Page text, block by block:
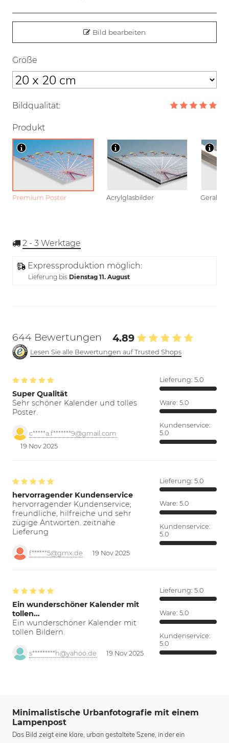
Bild bearbeiten
Größe
Bildqualität:
Produkt
Premium Poster Acrylglasbilder
2 - 3 Werktage
Expressproduktion möglich:
Lieferung bis Dienstag 11. August
644 Bewertungen 4.89
Lesen Sie alle Bewertungen auf Trusted Shops
Super Qualität
Sehr schöner Kalender und tolles
Poster.
c*****a.f*******9@gmail.com
19 Nov 2025
Lieferung: 5.0
Ware: 5.0
Kundenservice:
5.0
hervorragender Kundenservice
hervorragender Kundenservice;
freundliche, hilfreiche und sehr
zügige Antworten. zeitnahe
Lieferung
f******5@gmx.de 19 Nov 2025
Lieferung: 5.0
Ware: 5.0
Kundenservice:
5.0
Ein wunderschöner Kalender mit
tollen…
Ein wunderschöner Kalender mit
tollen Bildern.
s*********h@yahoo.de 19 Nov 2025
Lieferung: 5.0
Ware: 5.0
Kundenservice:
5.0
Minimalistische Urbanfotografie mit einem
Lampenpost
Das Bild zeigt eine klare, urban gestaltete Szene, in der ein